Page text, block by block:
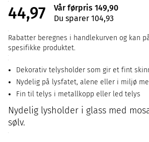
44,97
Vår førpris 149,90
Du sparer 104,93
Rabatter beregnes i handlekurven og kan
spesifikke produktet.
Dekorativ telysholder som gir et fint
Nydelig på lysfatet, alene eller i miljø
Fin til telys i metallkopp eller led telys
Nydelig lysholder i glass med
sølv.